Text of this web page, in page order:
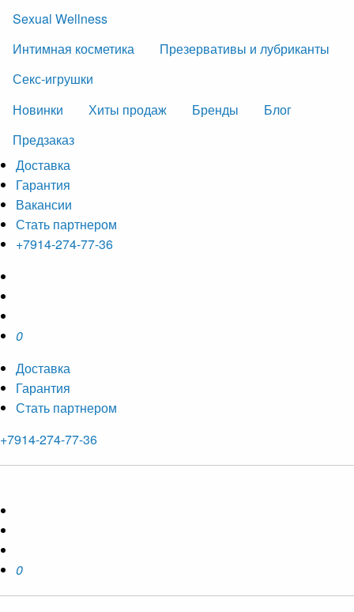
Sexual Wellness
Интимная косметика
Презервативы и лубриканты
Секс-игрушки
Новинки
Хиты продаж Бренды
Блог
Предзаказ
Доставка
Гарантия
Вакансии
Стать партнером
+7914-274-77-36
0
Доставка
Гарантия
Стать партнером
+7914-274-77-36
0